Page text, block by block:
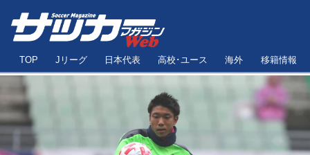
TOP Jリーグ 日本代表 高校･ユース 海外 移籍情報